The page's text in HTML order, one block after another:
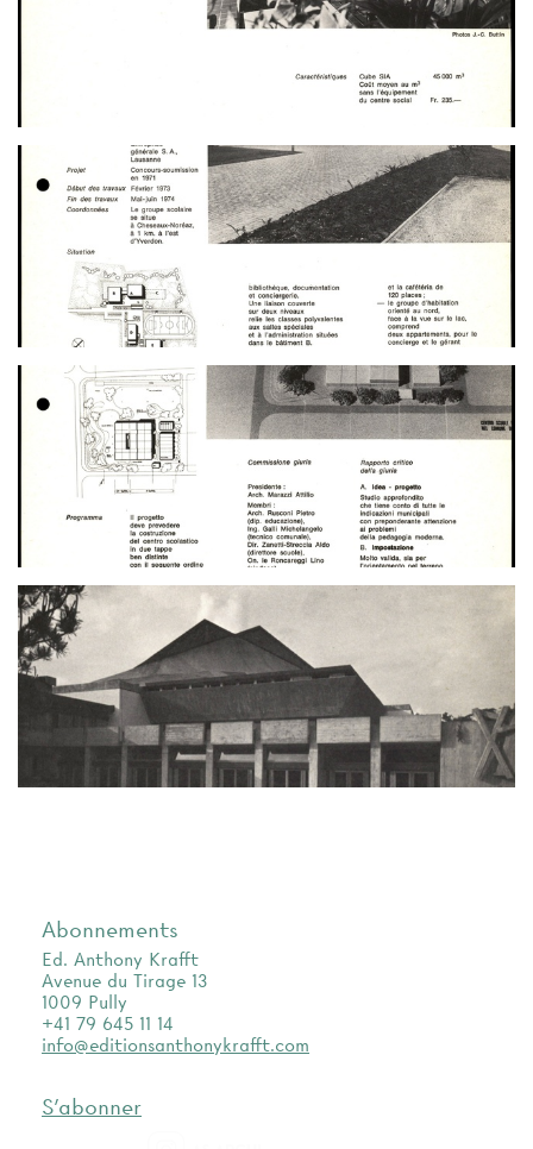
Abonnements
Ed. Anthony Krafft
Avenue du Tirage 13
1009 Pully
+41 79 645 11 14
info@editionsanthonykrafft.com
S'abonner